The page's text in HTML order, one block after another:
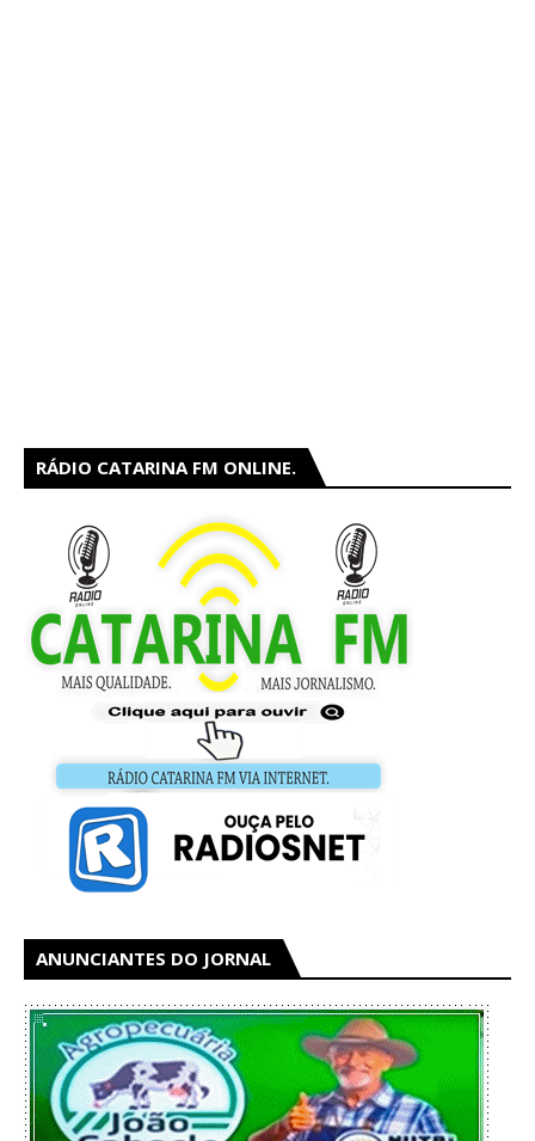
RÁDIO CATARINA FM ONLINE.
ANUNCIANTES DO JORNAL